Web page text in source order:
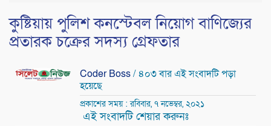
কুষ্টিয়ায় পুলিশ কনস্টেবল নিয়োগ বাণিজ্যের
প্রতারক চক্রের সদস্য গ্রেফতার
Coder Boss/ ৪০৩ বার এই সংবাদটি পড়া
হয়েছে
প্রকাশের সময় : রবিবার, ৭ নভেম্বর, ২০২১
এই সংবাদটি শেয়ার করুনঃ